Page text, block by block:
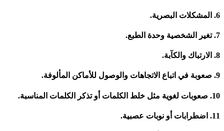
6. المشكلات البصرية.
7. تغير الشخصية وحدة الطبع.
8. الارتباك والكآبة.
9. صعوبة في اتباع الاتجاهات والوصول للأماكن المألوفة.
10. صعوبات لغوية مثل خلط الكلمات أو تذكر الكلمات المناسبة.
11. اضطرابات أو نوبات عصبية.